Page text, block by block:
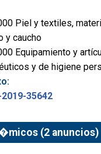
Piel y textiles,
y caucho
Equipamiento y
y de higiene
2019-35642
(2 anuncios)